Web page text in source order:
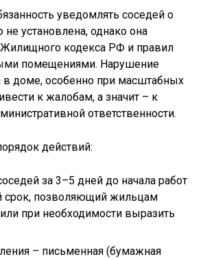
уведомлять соседей о
установлена, однако она
кодекса РФ и правил
помещениями. Нарушение
доме, особенно при масштабных
к жалобам, а значит – к
ответственности.
действий:
за 3–5 дней до начала работ
срок, позволяющий жильцам
при необходимости выразить
– письменная (бумажная